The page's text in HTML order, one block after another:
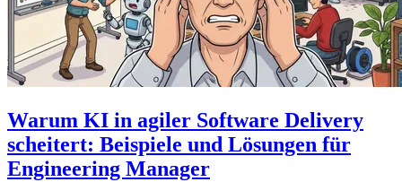
Warum KI in agiler Software Delivery
scheitert: Beispiele und Lösungen für
Engineering Manager